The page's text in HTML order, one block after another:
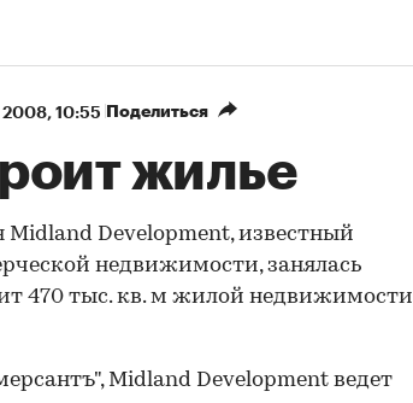
2008, 10:55 Поделиться
жилье
Development, известный
недвижимости, занялась
470 тыс. кв. м жилой недвижимости
Midland Development ведет